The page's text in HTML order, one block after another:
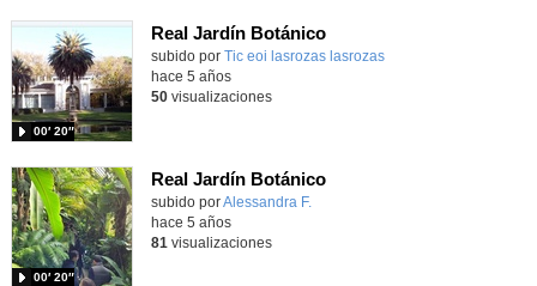
Real Jardín Botánico
Contenido educativo.
subido por Tic eoi lasrozas lasrozas
00′ 20″
-
hace 5 años
50visualizaciones
Real Jardín Botánico
Contenido educativo.
subido porAlessandra F.
00′ 20″
hace 5 años
81 visualizaciones